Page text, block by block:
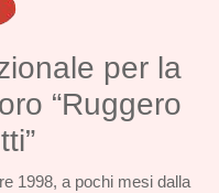
per la
“Ruggero
1998, a pochi mesi dalla